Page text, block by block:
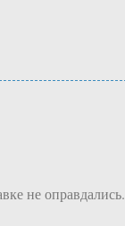
не оправдались.